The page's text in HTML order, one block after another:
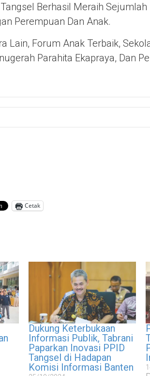
Berhasil Meraih
Perempuan Dan Anak.
Lain, Forum Anak Terbaik,
Parahita Ekapraya, Dan
Cetak
Dukung Keterbukaan
Informasi Publik, Tabrani
Paparkan Inovasi PPID
Tangsel di Hadapan
Komisi Informasi Banten